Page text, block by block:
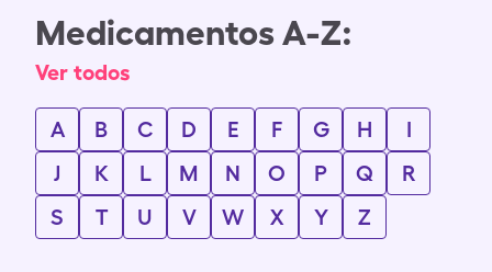
Medicamentos A-Z:
Ver todos
A B C D E F G H
I
J
K L M N O P Q
R
S
T U V W X Y Z